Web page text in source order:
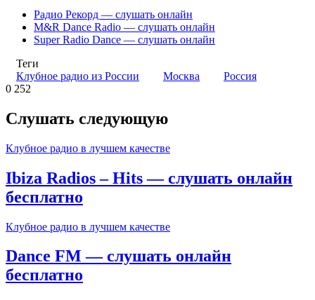
Радио Рекорд — слушать онлайн
M&R Dance Radio — слушать онлайн
Super Radio Dance — слушать онлайн
Теги
Клубное радио из России
Москва
Россия
0 252
Слушать следующую
Клубное радио в лучшем качестве
Ibiza Radios – Hits — слушать онлайн
бесплатно
Клубное радио в лучшем качестве
Dance FM — слушать онлайн
бесплатно